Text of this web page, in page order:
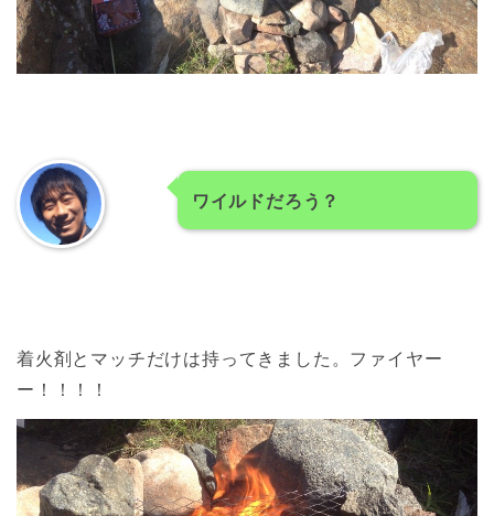
ワイルドだろう？
着火剤とマッチだけは持ってきました。ファイヤー
ー！！！！